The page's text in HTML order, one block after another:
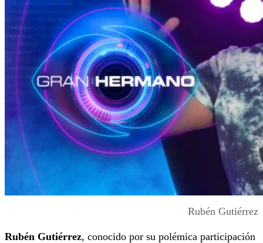
Rubén Gutiérrez
Rubén Gutiérrez, conocido por su polémica participación